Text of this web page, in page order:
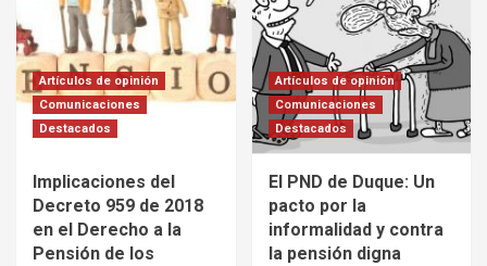
Artículos de opinión
Comunicaciones
Destacados
Implicaciones del
Decreto 959 de 2018
en el Derecho a la
Pensión de los
Artículos de opinión
Comunicaciones
Destacados
El PND de Duque: Un
pacto por la
informalidad y contra
la pensión digna